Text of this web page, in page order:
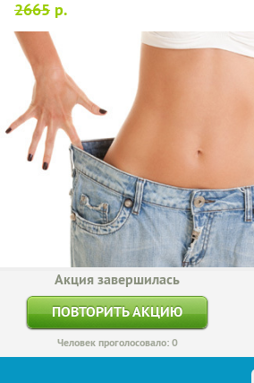
2665 р.
Акция завершилась
ПОВТОРИТЬ АКЦИЮ
Человек проголосовало: 0